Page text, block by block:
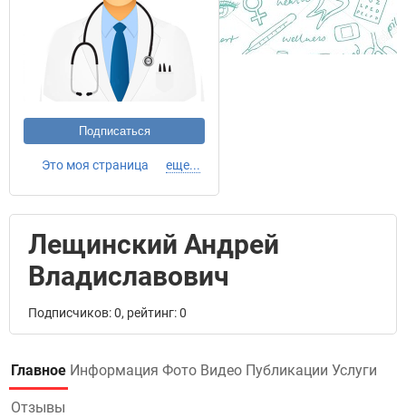
Подписаться
Это моя страница еще...
Лещинский Андрей
Владиславович
Подписчиков: 0, рейтинг: 0
Главное Информация Фото Видео Публикации Услуги
Отзывы